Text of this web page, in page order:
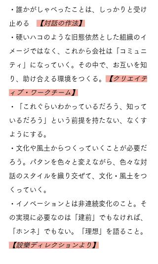
・誰かがしゃべったことは、しっかりと受け
止める
【対話の作法】
・硬いハコのような旧態依然とした組織のイ
メージではなく、これから会社は「コミュニ
ティ」になっていく。その中で、お互いを知
り、助け合える環境をつくる。
【クリエイテ
ィブ・ワークチーム】
・「これぐらいわかっているだろう、知って
いるだろう」という前提を持たない、なくす
ようにする。
・文化や風土からつくっていくことが必要だ
ろう。パタンを色々と変えながら、色々な対
話のスタイルを織り交ぜて、文化・風土をつ
くっていく。
・イノベーションとは非連続変化のこと。そ
の実現に必要なのは「建前」でもなければ、
「ホンネ」でもない。「理想」を語ること。
【設樂ディレクションより】